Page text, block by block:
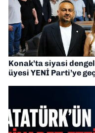
Konak’ta siyasi
üyesi YENİ Parti’ye